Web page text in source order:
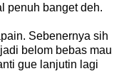
penuh banget deh.
Sebenernya sih
belom bebas mau
gue lanjutin lagi